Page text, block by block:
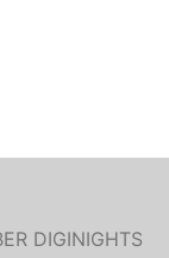
DIGINIGHTS